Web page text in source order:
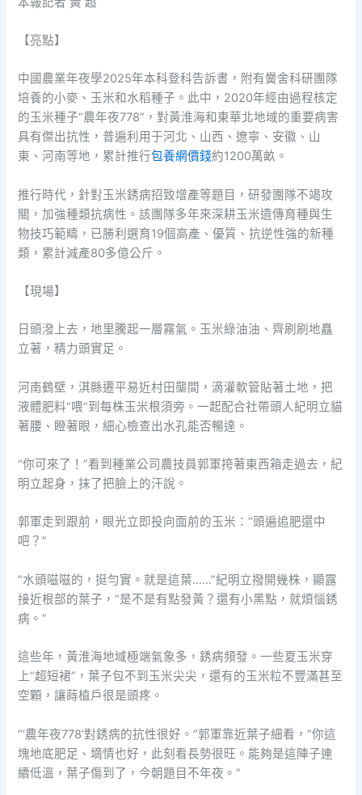
【亮點】
中國農業年夜學2025年本科登科告訴書，附有黌舍科研團隊
培養的小麥、玉米和水稻種子。此中，2020年經由過程核定
的玉米種子“農年夜778”，對黃淮海和東華北地域的重要病害
具有傑出抗性，普遍利用于河北、山西、遼寧、安徽、山
東、河南等地，累計推行包養網價錢約1200萬畝。
推行時代，針對玉米銹病招致增產等題目，研發團隊不竭攻
關，加強種類抗病性。該團隊多年來深耕玉米遺傳育種與生
物技巧範疇，已勝利選育19個高產、優質、抗逆性強的新種
類，累計減產80多億公斤。
【現場】
日頭潑上去，地里騰起一層霧氣。玉米綠油油、齊刷刷地矗
立著，精力頭實足。
河南鶴壁，淇縣遷平易近村田壟間，滴灌軟管貼著土地，把
液體肥料“喂”到每株玉米根須旁。一起配合社帶頭人紀明立貓
著腰、瞪著眼，細心檢查出水孔能否暢達。
“你可來了！”看到種業公司農技員郭軍挎著東西箱走過去，紀
明立起身，抹了把臉上的汗說。
郭軍走到跟前，眼光立即投向面前的玉米：“頭遍追肥還中
吧？”
“水頭嗞嗞的，挺勻實。就是這葉……”紀明立撥開幾株，顯露
接近根部的葉子，“是不是有點發黃？還有小黑點，就煩惱銹
病。”
這些年，黃淮海地域極端氣象多，銹病頻發。一些夏玉米穿
上“超短裙”，葉子包不到玉米尖尖，還有的玉米粒不豐滿甚至
空顆，讓蒔植戶很是頭疼。
“‘農年夜778’對銹病的抗性很好。”郭軍靠近葉子細看，“你這
塊地底肥足、墑情也好，此刻看長勢很旺。能夠是這陣子連
續低溫，葉子傷到了，今朝題目不年夜。”